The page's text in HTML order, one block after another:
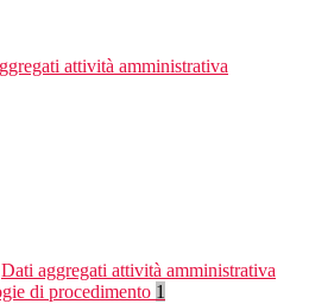
attività amministrativa
Dati aggregati attività amministrativa
di procedimento 1